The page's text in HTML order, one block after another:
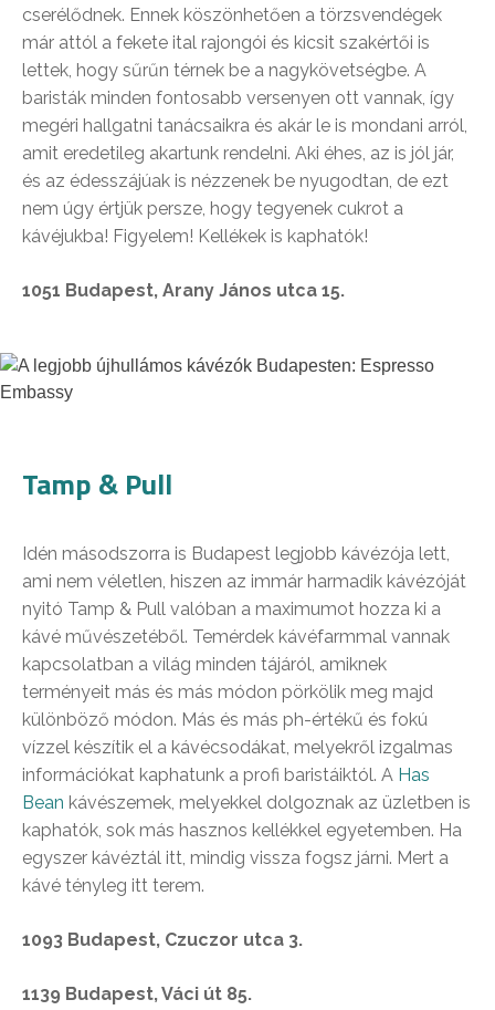
cserélődnek. Ennek köszönhetően a törzsvendégek
már attól a fekete ital rajongói és kicsit szakértői is
lettek, hogy sűrűn térnek be a nagykövetségbe. A
baristák minden fontosabb versenyen ott vannak, így
megéri hallgatni tanácsaikra és akár le is mondani arról,
amit eredetileg akartunk rendelni. Aki éhes, az is jól jár,
és az édesszájúak is nézzenek be nyugodtan, de ezt
nem úgy értjük persze, hogy tegyenek cukrot a
kávéjukba! Figyelem! Kellékek is kaphatók!
1051 Budapest, Arany János utca 15.
Tamp & Pull
Idén másodszorra is Budapest legjobb kávézója lett,
ami nem véletlen, hiszen az immár harmadik kávézóját
nyitó Tamp & Pull valóban a maximumot hozza ki a
kávé művészetéből. Temérdek kávéfarmmal vannak
kapcsolatban a világ minden tájáról, amiknek
terményeit más és más módon pörkölik meg majd
különböző módon. Más és más ph-értékű és fokú
vízzel készítik el a kávécsodákat, melyekről izgalmas
információkat kaphatunk a profi baristáiktól. A Has
Bean kávészemek, melyekkel dolgoznak az üzletben is
kaphatók, sok más hasznos kellékkel egyetemben. Ha
egyszer kávéztál itt, mindig vissza fogsz járni. Mert a
kávé tényleg itt terem.
1093 Budapest, Czuczor utca 3.
1139 Budapest, Váci út 85.